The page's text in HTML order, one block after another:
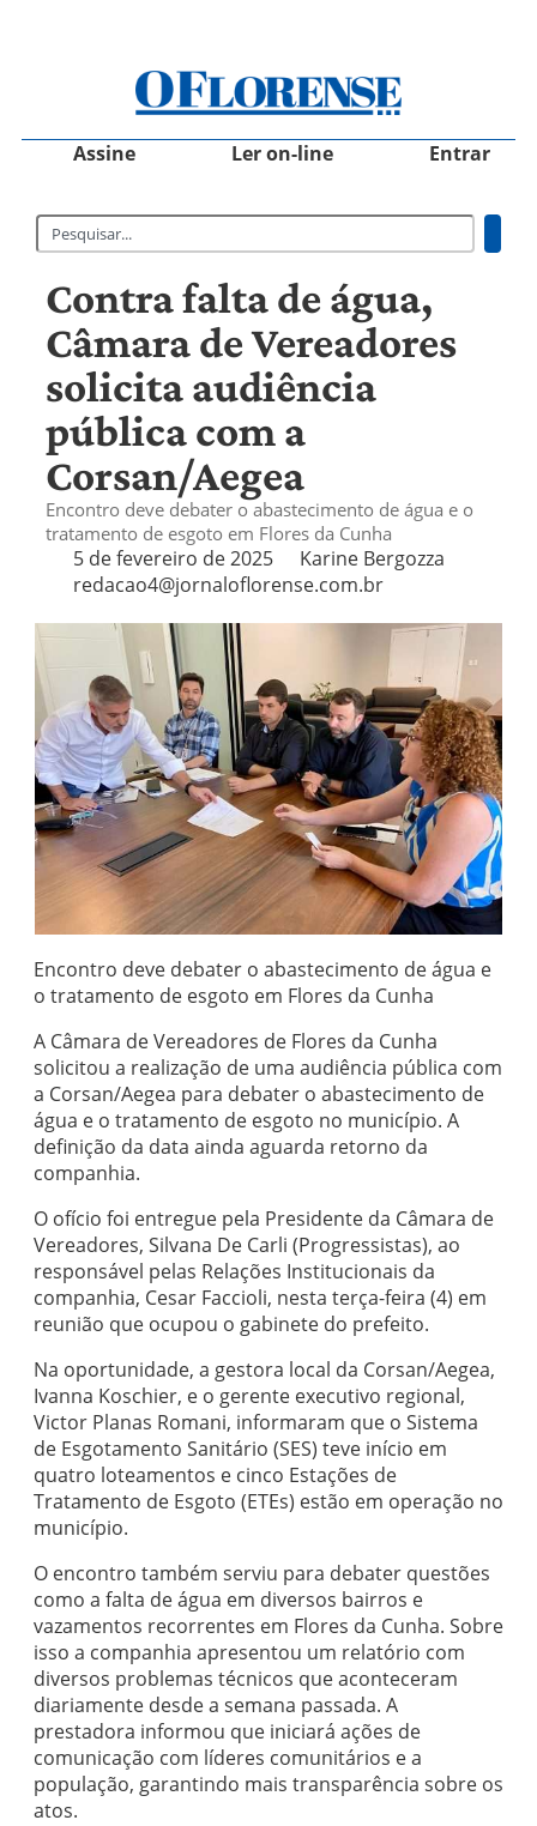
Assine Ler on-line Entrar
Contra falta de água,
Câmara de Vereadores
solicita audiência
pública com a
Corsan/Aegea
Encontro deve debater o abastecimento de água e o
tratamento de esgoto em Flores da Cunha
5 de fevereiro de 2025
Karine Bergozza
redacao4@jornaloflorense.com.br
Encontro deve debater o abastecimento de água e
o tratamento de esgoto em Flores da Cunha
A Câmara de Vereadores de Flores da Cunha
solicitou a realização de uma audiência pública com
a Corsan/Aegea para debater o abastecimento de
água e o tratamento de esgoto no município. A
definição da data ainda aguarda retorno da
companhia.
O ofício foi entregue pela Presidente da Câmara de
Vereadores, Silvana De Carli (Progressistas), ao
responsável pelas Relações Institucionais da
companhia, Cesar Faccioli, nesta terça-feira (4) em
reunião que ocupou o gabinete do prefeito.
Na oportunidade, a gestora local da Corsan/Aegea,
Ivanna Koschier, e o gerente executivo regional,
Victor Planas Romani, informaram que o Sistema
de Esgotamento Sanitário (SES) teve início em
quatro loteamentos e cinco Estações de
Tratamento de Esgoto (ETEs) estão em operação no
município.
O encontro também serviu para debater questões
como a falta de água em diversos bairros e
vazamentos recorrentes em Flores da Cunha. Sobre
isso a companhia apresentou um relatório com
diversos problemas técnicos que aconteceram
diariamente desde a semana passada. A
prestadora informou que iniciará ações de
comunicação com líderes comunitários e a
população, garantindo mais transparência sobre os
atos.